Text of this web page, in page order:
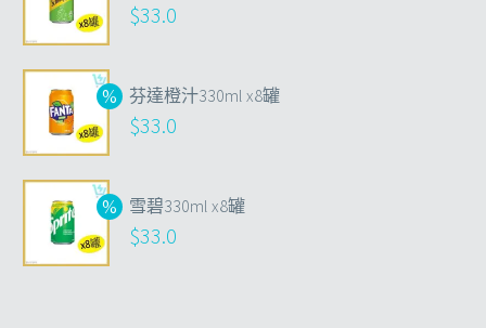
$33.0
芬達橙汁330ml x8罐
$33.0
雪碧330ml x8罐
$33.0